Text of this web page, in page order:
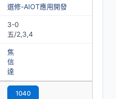
選修-AIOT應用開發
3-0
五/2,3,4
焦
信
達
1040